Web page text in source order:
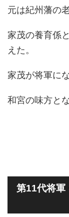
元は紀州藩の老
家茂の養育係
えた。
家茂が将軍に
和宮の味方と
第11代将軍